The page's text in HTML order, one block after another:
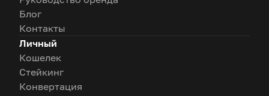
Блог
Контакты
Личный
Кошелек
Стейкинг
Конвертация